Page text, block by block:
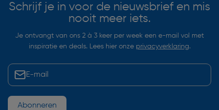
Schrijf je in voor de nieuwsbrief en mis
nooit meer iets.
Je ontvangt van ons 2 à 3 keer per week een e-mail vol met
inspiratie en deals. Lees hier onze privacyverklaring.
Abonneren